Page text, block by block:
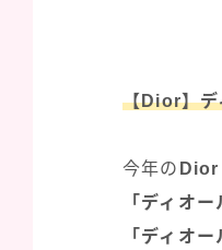
【Dior】デ
今年の
「ディオ
「ディオ